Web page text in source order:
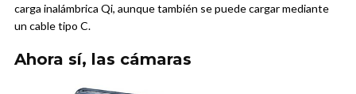
carga inalámbrica Qi, aunque también se puede cargar mediante
un cable tipo C.
Ahora sí, las cámaras